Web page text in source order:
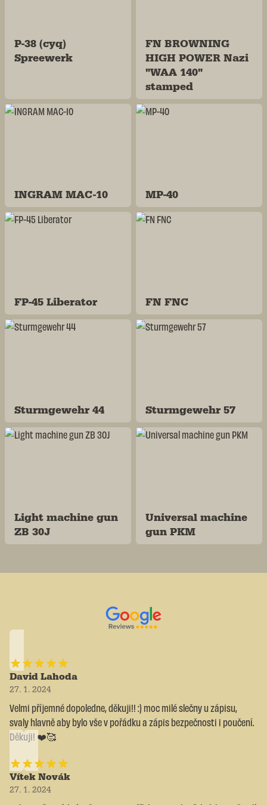
P-38 (cyq)
Spreewerk
FN BROWNING
HIGH POWER Nazi
"WAA 140"
stamped
INGRAM MAC-10 MP-40
FP-45 Liberator FN FNC
Sturmgewehr 44 Sturmgewehr 57
Light machine gun
ZB 30J
Universal machine
gun PKM
David Lahoda
27. 1. 2024
Velmi příjemné dopoledne, děkuji!! :) moc milé slečny u zápisu,
svaly hlavně aby bylo vše v pořádku a zápis bezpečnosti i poučení.
Děkuji! ❤️🥰
Vítek Novák
27. 1. 2024